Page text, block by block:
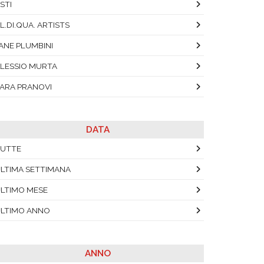
ARTISTS
PLUMBINI
MURTA
PRANOVI
DATA
SETTIMANA
MESE
ANNO
ANNO